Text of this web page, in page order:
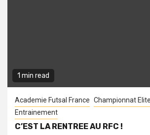
1 min read
Academie Futsal France Championnat
Entrainement
C’EST LA RENTREE AU RFC !